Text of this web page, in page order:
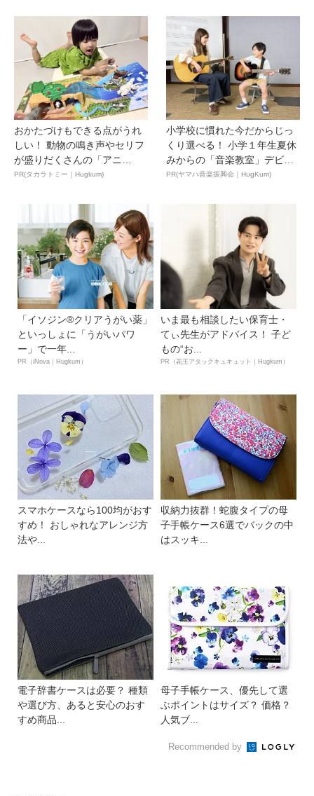
おかたづけもできる点がうれ
しい！ 動物の鳴き声やセリフ
が盛りだくさんの「アニ
ア ...
PR(タカラトミー｜Hugkum)
小学校に慣れた今だからじっ
くり選べる！ 小学１年生夏休
みからの「音楽教室」デビ
ュ...
PR(ヤマハ音楽振興会｜HugKum)
「イソジン®クリアうがい薬」
といっしょに「うがいパワ
ー」で一年...
PR（iNova｜Hugkum）
いま最も相談したい保育士・
てぃ先生がアドバイス！ 子ど
もの“お...
PR（花王アタックキュキュット｜Hugkum）
スマホケースなら100均がおす
すめ！ おしゃれなアレンジ方
法や...
収納力抜群！蛇腹タイプの母
子手帳ケース6選でバックの中
はスッキ...
電子辞書ケースは必要？ 種類
や選び方、あると安心のおす
すめ商品...
母子手帳ケース、優先して選
ぶポイントはサイズ？ 価格？
人気ブ...
Recommended by